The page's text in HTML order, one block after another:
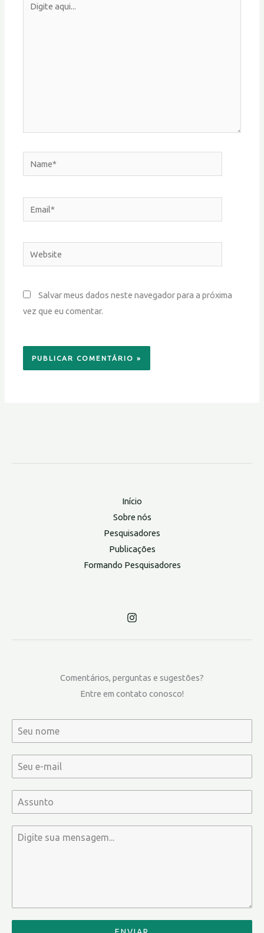
Name*
Email*
Website
Salvar meus dados neste navegador para a próxima
vez que eu comentar.
Início
Sobre nós
Pesquisadores
Publicações
Formando Pesquisadores
Comentários, perguntas e sugestões?
Entre em contato conosco!